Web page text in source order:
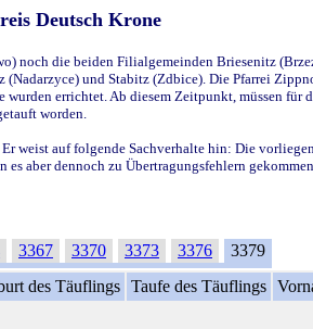
Deutsch Krone
noch die beiden Filialgemeinden Briesenitz
und Stabitz (Zdbice). Die Pfarrei
errichtet. Ab diesem Zeitpunkt, müssen
worden.
weist auf folgende Sachverhalte hin: Die
aber dennoch zu Übertragungsfehlern
3367 3370 3373 3376
3379
des Täuflings Taufe des Täuflings